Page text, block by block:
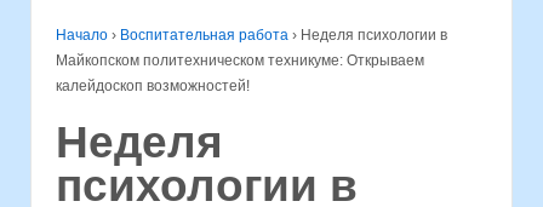
Начало › Воспитательная работа › Неделя психологии в
Майкопском политехническом техникуме: Открываем
калейдоскоп возможностей!
Неделя
психологии в